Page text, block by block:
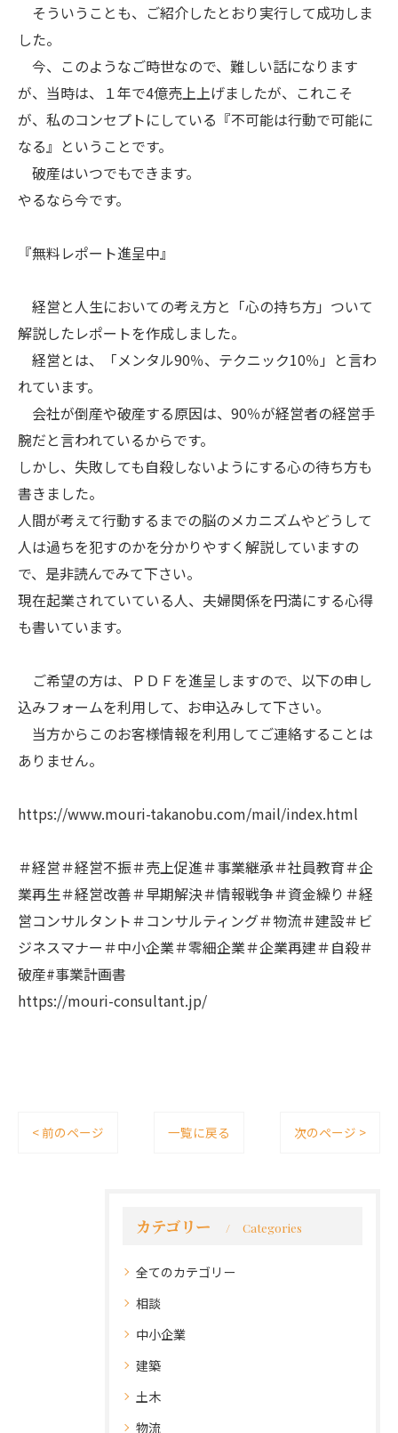
そういうことも、ご紹介したとおり実行して成功しま
した。
今、このようなご時世なので、難しい話になります
が、当時は、１年で4億売上上げましたが、これこそ
が、私のコンセプトにしている『不可能は行動で可能に
なる』ということです。
破産はいつでもできます。
やるなら今です。
『無料レポート進呈中』
経営と人生においての考え方と「心の持ち方」ついて
解説したレポートを作成しました。
経営とは、「メンタル90％、テクニック10％」と言わ
れています。
会社が倒産や破産する原因は、90％が経営者の経営手
腕だと言われているからです。
しかし、失敗しても自殺しないようにする心の待ち方も
書きました。
人間が考えて行動するまでの脳のメカニズムやどうして
人は過ちを犯すのかを分かりやすく解説していますの
で、是非読んでみて下さい。
現在起業されていている人、夫婦関係を円満にする心得
も書いています。
ご希望の方は、ＰＤＦを進呈しますので、以下の申し
込みフォームを利用して、お申込みして下さい。
当方からこのお客様情報を利用してご連絡することは
ありません。
https://www.mouri-takanobu.com/mail/index.html
＃経営＃経営不振＃売上促進＃事業継承＃社員教育＃企
業再生＃経営改善＃早期解決＃情報戦争＃資金繰り＃経
営コンサルタント＃コンサルティング＃物流＃建設＃ビ
ジネスマナー＃中小企業＃零細企業＃企業再建＃自殺＃
破産#事業計画書
https://mouri-consultant.jp/
< 前のページ 一覧に戻る 次のページ >
カテゴリー Categories
全てのカテゴリー
相談
中小企業
建築
土木
物流